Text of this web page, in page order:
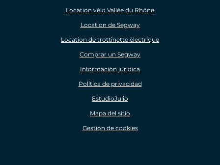
Location vélo Vallée du Rhône
Location de Segway
Location de trottinette électrique
Comprar un Segway
Información jurídica
Política de privacidad
EstudioJulio
Mapa del sitio
Gestión de cookies